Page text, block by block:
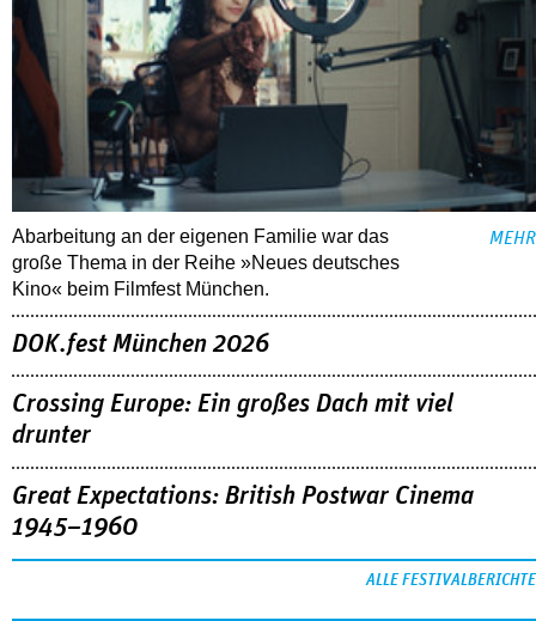
Abarbeitung an der eigenen Familie war das
große Thema in der Reihe »Neues deutsches
Kino« beim Filmfest München.
MEHR
DOK.fest München 2026
Crossing Europe: Ein großes Dach mit viel
drunter
Great Expectations: British Postwar Cinema
1945–1960
ALLE FESTIVALBERICHTE